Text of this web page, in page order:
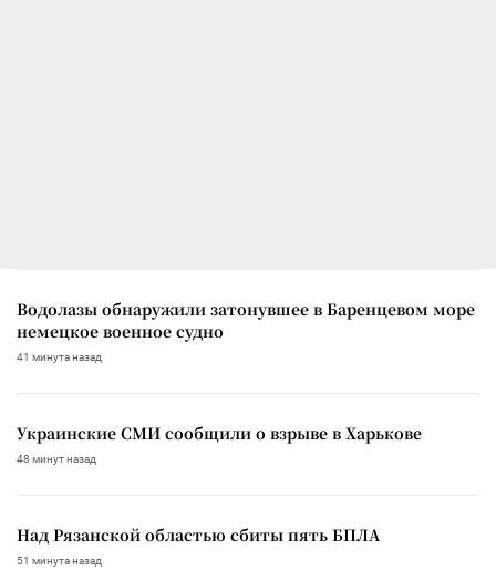
Водолазы обнаружили затонувшее в Баренцевом море
немецкое военное судно
41 минута назад
Украинские СМИ сообщили о взрыве в Харькове
48 минут назад
Над Рязанской областью сбиты пять БПЛА
51 минута назад